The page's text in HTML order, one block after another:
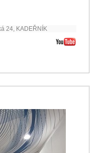
24, KADEŘNÍK